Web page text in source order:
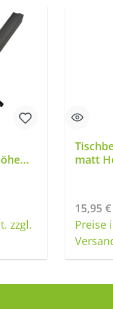
oder zu
die Schaltflächen um
zzgl.
den gewünschten Wert
matt
15,95 €
Preise